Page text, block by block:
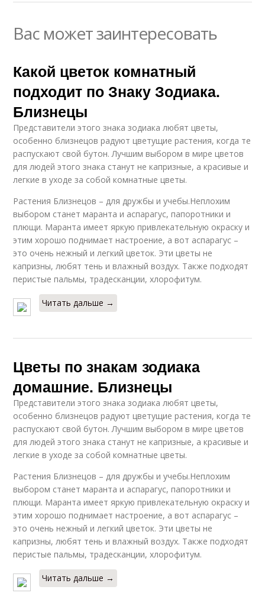
Вас может заинтересовать
Какой цветок комнатный
подходит по Знаку Зодиака.
Близнецы
Представители этого знака зодиака любят цветы,
особенно близнецов радуют цветущие растения, когда те
распускают свой бутон. Лучшим выбором в мире цветов
для людей этого знака станут не капризные, а красивые и
легкие в уходе за собой комнатные цветы.
Растения Близнецов – для дружбы и учебы.Неплохим
выбором станет маранта и аспарагус, папоротники и
плющи. Маранта имеет яркую привлекательную окраску и
этим хорошо поднимает настроение, а вот аспарагус –
это очень нежный и легкий цветок. Эти цветы не
капризны, любят тень и влажный воздух. Также подходят
перистые пальмы, традесканции, хлорофитум.
Читать дальше →
Цветы по знакам зодиака
домашние. Близнецы
Представители этого знака зодиака любят цветы,
особенно близнецов радуют цветущие растения, когда те
распускают свой бутон. Лучшим выбором в мире цветов
для людей этого знака станут не капризные, а красивые и
легкие в уходе за собой комнатные цветы.
Растения Близнецов – для дружбы и учебы.Неплохим
выбором станет маранта и аспарагус, папоротники и
плющи. Маранта имеет яркую привлекательную окраску и
этим хорошо поднимает настроение, а вот аспарагус –
это очень нежный и легкий цветок. Эти цветы не
капризны, любят тень и влажный воздух. Также подходят
перистые пальмы, традесканции, хлорофитум.
Читать дальше →